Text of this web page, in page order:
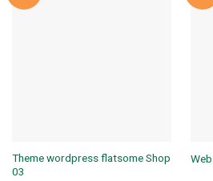
Theme wordpress flatsome Shop
03